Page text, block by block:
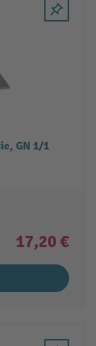
GN 1/1
17,20 €